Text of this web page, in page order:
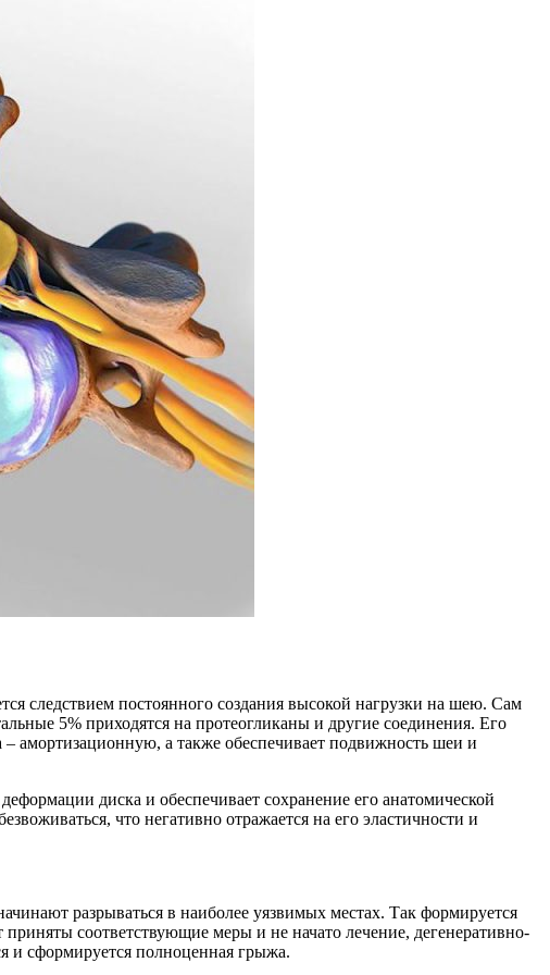
следствием постоянного создания высокой нагрузки на шею. Сам
5% приходятся на протеогликаны и другие соединения. Его
амортизационную, а также обеспечивает подвижность шеи и
диска и обеспечивает сохранение его анатомической
что негативно отражается на его эластичности и
разрываться в наиболее уязвимых местах. Так формируется
приняты соответствующие меры и не начато лечение, дегенеративно-
и сформируется полноценная грыжа.